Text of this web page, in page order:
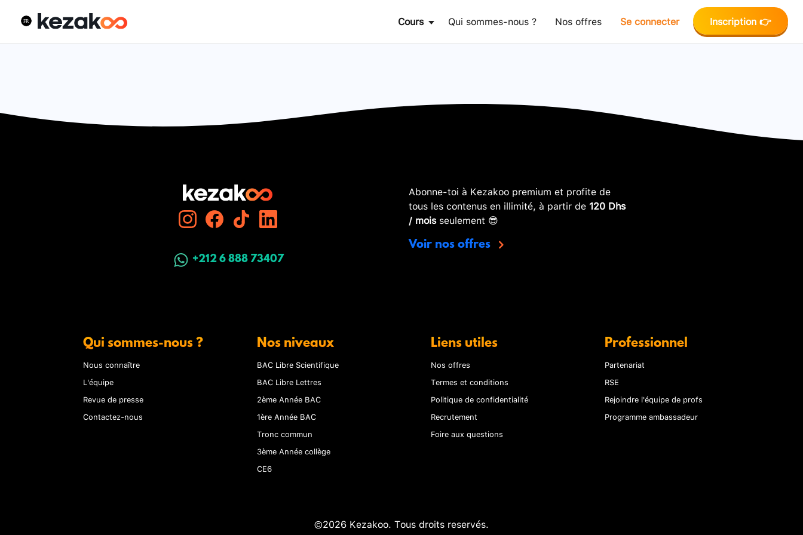
Cours Qui sommes-nous ? Nos offres Se connecter Inscription 👉
+212 6 888 73407
Abonne-toi à Kezakoo premium et profite de
tous les contenus en illimité, à partir de 120 Dhs
/ moisseulement 😎
Voir nos offres
Qui sommes-nous ?
Nous connaître
L'équipe
Revue de presse
Contactez-nous
Nos niveaux
BAC Libre Scientifique
BAC Libre Lettres
2ème Année BAC
1ère Année BAC
Tronc commun
3ème Année collège
CE6
Liens utiles
Nos offres
Termes et conditions
Politique de confidentialité
Recrutement
Foire aux questions
Professionnel
Partenariat
RSE
Rejoindre l'équipe de profs
Programme ambassadeur
©2026 Kezakoo. Tous droits reservés.